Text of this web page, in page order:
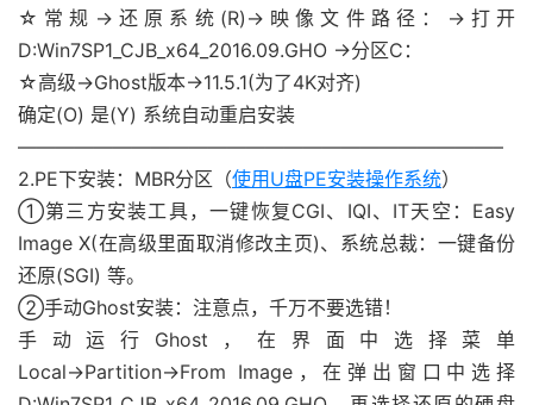
☆常规→还原系统(R)→映像文件路径：→打开
D:Win7SP1_CJB_x64_2016.09.GHO →分区C：
☆高级→Ghost版本→11.5.1(为了4K对齐)
确定(O) 是(Y) 系统自动重启安装
—————————————————————————–
2.PE下安装：MBR分区（使用U盘PE安装操作系统）
①第三方安装工具，一键恢复CGI、IQI、IT天空：Easy
Image X(在高级里面取消修改主页)、系统总裁：一键备份
还原(SGI) 等。
②手动Ghost安装：注意点，千万不要选错！
手动运行Ghost，在界面中选择菜单
Local→Partition→From Image，在弹出窗口中选择